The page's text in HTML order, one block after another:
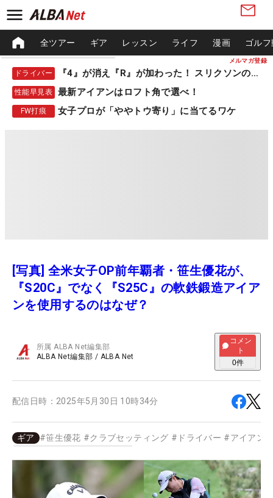
メルマガ登録
全ツアー ギア レッスン ライフ 漫画 ゴル
ドライバー 『4』が消え『R』が加わった！ スリクソンの新作
性能早見表 最新アイアンはロフト角で選べ！
FW打痕 女子プロが「ややトウ寄り」に当てるワケ
[写真] 全米女子OP前年覇者・笹生優花が、
『S20C』でなく『S25C』の軟鉄鍛造アイア
ンを使用するのはなぜ？
所属ALBA Net編集部
ALBA Net編集部 / ALBA Net
コメン
ト
0件
配信日時： 2025年5月30日 10時34分
ギア #笹生優花 #クラブセッティング # ドライバー #アイアン